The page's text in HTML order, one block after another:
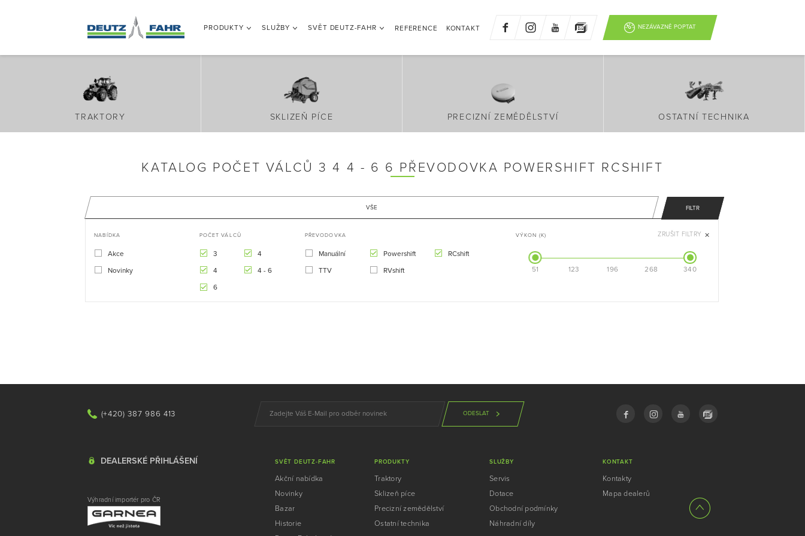
PRODUKTY SLUŽBY SVĚT DEUTZ-FAHR REFERENCE KONTAKT NEZÁVAZNĚ POPTAT
TRAKTORY SKLIZEŇ PÍCE PRECIZNÍ ZEMĚDĚLSTVÍ OSTATNÍ TECHNIKA
KATALOG POČET VÁLCŮ 3 4 4 - 6 6 PŘEVODOVKA POWERSHIFT RCSHIFT
VŠE FILTR
NABÍDKA
Akce
Novinky
POČET VÁLCŮ
3 4
4 4 - 6
6
PŘEVODOVKA
Manuální Powershift RCshift
TTV RVshift
VÝKON (K)
51 123 196 268 340
ZRUŠIT FILTRY
(+420) 387 986 413 ODESLAT
DEALERSKÉ PŘIHLÁŠENÍ
Výhradní importér pro ČR
SVĚT DEUTZ-FAHR
Akční nabídka
Novinky
Bazar
Historie
PRODUKTY
Traktory
Sklizeň píce
Precizní zemědělství
Ostatní technika
SLUŽBY
Servis
Dotace
Obchodní podmínky
Náhradní díly
KONTAKT
Kontakty
Mapa dealerů